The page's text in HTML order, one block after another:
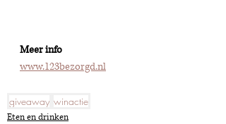
Meer info
www.123bezorgd.nl
giveaway winactie
Eten en drinken